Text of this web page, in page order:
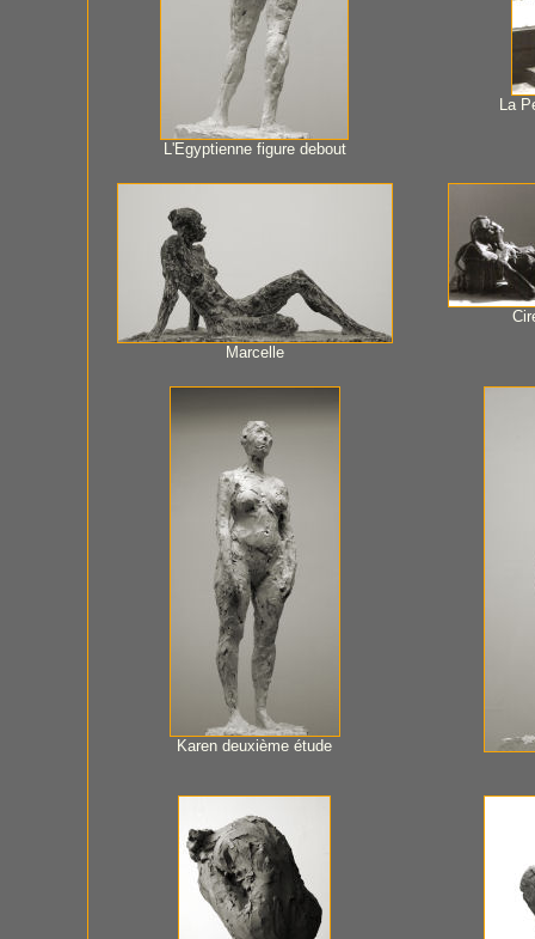
L'Egyptienne figure debout
La
Marcelle
Karen deuxième étude